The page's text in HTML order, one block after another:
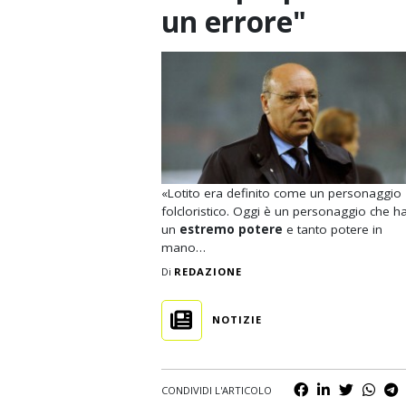
Business
Scommesse
un errore"
«Lotito era definito come un personaggio
folcloristico. Oggi è un personaggio che
un estremo potere e tanto potere in
mano…
Di REDAZIONE
NOTIZIE
CONDIVIDI L'ARTICOLO